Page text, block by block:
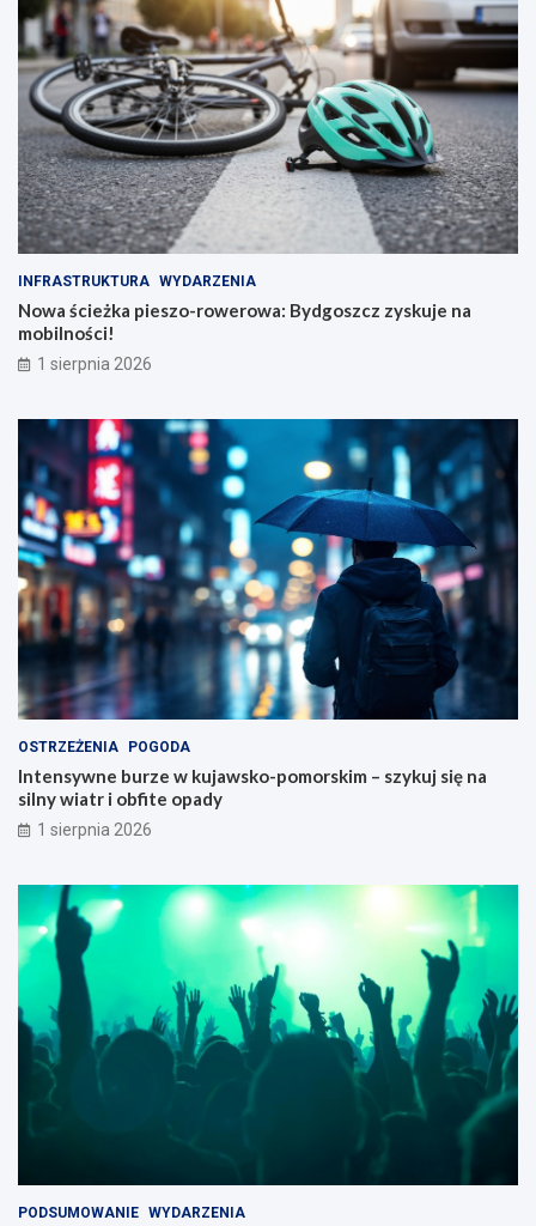
INFRASTRUKTURA WYDARZENIA
Nowa ścieżka pieszo-rowerowa: Bydgoszcz zyskuje na
mobilności!
1 sierpnia 2026
OSTRZEŻENIA POGODA
Intensywne burze w kujawsko-pomorskim – szykuj się na
silny wiatr i obfite opady
1 sierpnia 2026
PODSUMOWANIE WYDARZENIA